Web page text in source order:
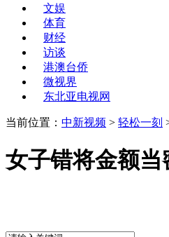
文娱
体育
财经
访谈
港澳台侨
微视界
东北亚电视网
当前位置： 中新视频 > 轻松一刻
女子错将金额当